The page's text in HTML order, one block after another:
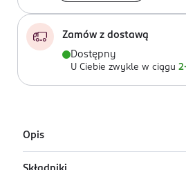
Zamów z dostawą
Dostępny
U Ciebie zwykle w ciągu
Opis